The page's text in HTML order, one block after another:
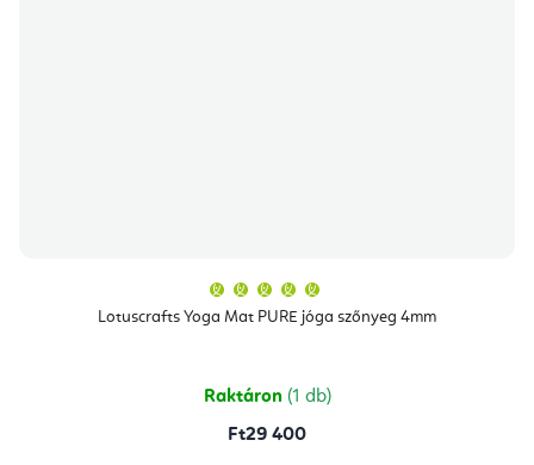
Lotuscrafts Yoga Mat PURE jóga szőnyeg 4mm
átlagos
értékelése
csillag.
Raktáron (1 db)
Ft29 400